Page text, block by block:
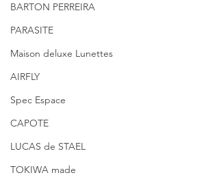
BARTON PERREIRA
PARASITE
Maison deluxe Lunettes
AIRFLY
Spec Espace
CAPOTE
LUCAS de STAEL
TOKIWA made